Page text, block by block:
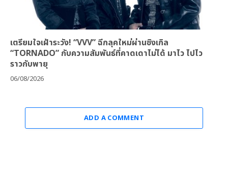
เตรียมใจเฝ้าระวัง! “VVV” ฉีกลุคใหม่ผ่านซิงเกิล
“TORNADO” กับความสัมพันธ์ที่คาดเดาไม่ได้ มาไว ไปไว
ราวกับพายุ
06/08/2026
ADD A COMMENT